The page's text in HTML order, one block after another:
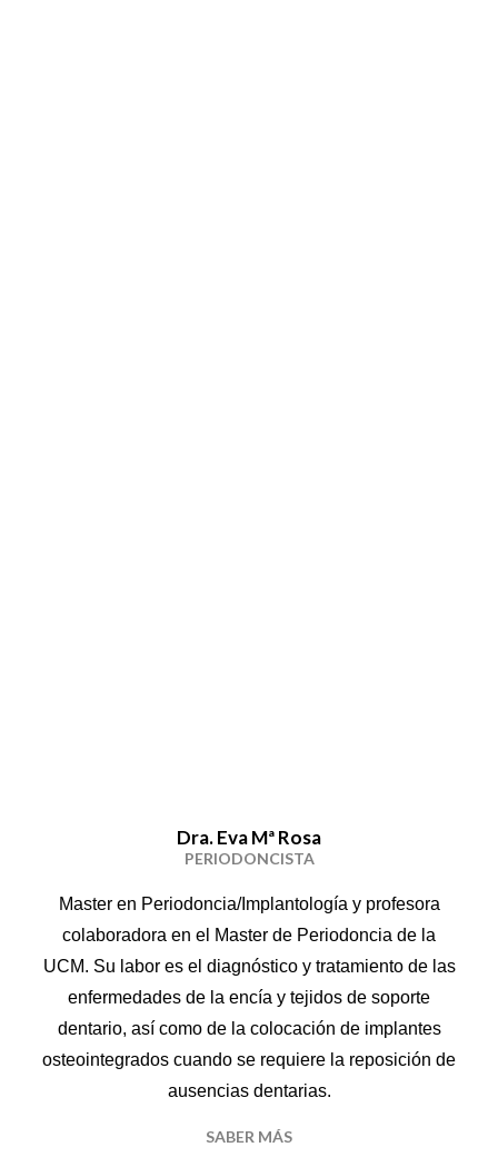
Dra. Eva Mª Rosa
PERIODONCISTA
Master en Periodoncia/Implantología y profesora
colaboradora en el Master de Periodoncia de la
UCM. Su labor es el diagnóstico y tratamiento de las
enfermedades de la encía y tejidos de soporte
dentario, así como de la colocación de implantes
osteointegrados cuando se requiere la reposición de
ausencias dentarias.
SABER MÁS